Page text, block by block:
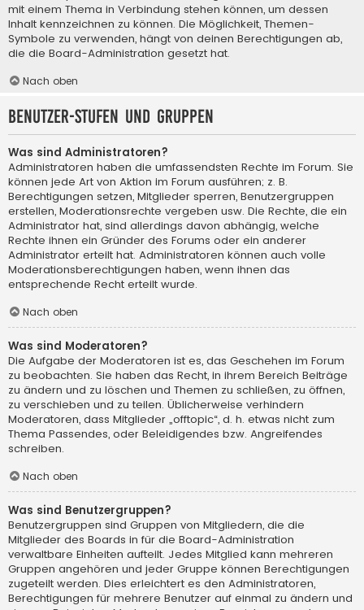
mit einem Thema in Verbindung stehen können, um dessen
Inhalt kennzeichnen zu können. Die Möglichkeit, Themen-
Symbole zu verwenden, hängt von deinen Berechtigungen ab,
die die Board-Administration gesetzt hat.
Nach oben
Benutzer-Stufen und Gruppen
Was sind Administratoren?
Administratoren haben die umfassendsten Rechte im Forum. Sie
können jede Art von Aktion im Forum ausführen; z. B.
Berechtigungen setzen, Mitglieder sperren, Benutzergruppen
erstellen, Moderationsrechte vergeben usw. Die Rechte, die ein
Administrator hat, sind allerdings davon abhängig, welche
Rechte ihnen ein Gründer des Forums oder ein anderer
Administrator erteilt hat. Administratoren können auch volle
Moderationsberechtigungen haben, wenn ihnen das
entsprechende Recht erteilt wurde.
Nach oben
Was sind Moderatoren?
Die Aufgabe der Moderatoren ist es, das Geschehen im Forum
zu beobachten. Sie haben das Recht, in ihrem Bereich Beiträge
zu ändern und zu löschen und Themen zu schließen, zu öffnen,
zu verschieben und zu teilen. Üblicherweise verhindern
Moderatoren, dass Mitglieder „offtopic“, d. h. etwas nicht zum
Thema Passendes, oder Beleidigendes bzw. Angreifendes
schreiben.
Nach oben
Was sind Benutzergruppen?
Benutzergruppen sind Gruppen von Mitgliedern, die die
Mitglieder des Boards in für die Board-Administration
verwaltbare Einheiten aufteilt. Jedes Mitglied kann mehreren
Gruppen angehören und jeder Gruppe können Berechtigungen
zugeteilt werden. Dies erleichtert es den Administratoren,
Berechtigungen für mehrere Benutzer auf einmal zu ändern und